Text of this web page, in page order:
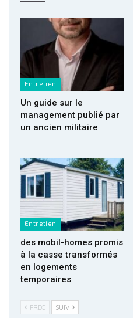
Entretien
Un guide sur le
management publié par
un ancien militaire
Entretien
des mobil-homes promis
à la casse transformés
en logements
temporaires
PREC SUIV